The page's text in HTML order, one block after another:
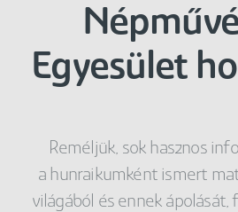
Egyesület
Reméljük, sok hasznos
a hunraikumként ismert
világából és ennek ápolását,